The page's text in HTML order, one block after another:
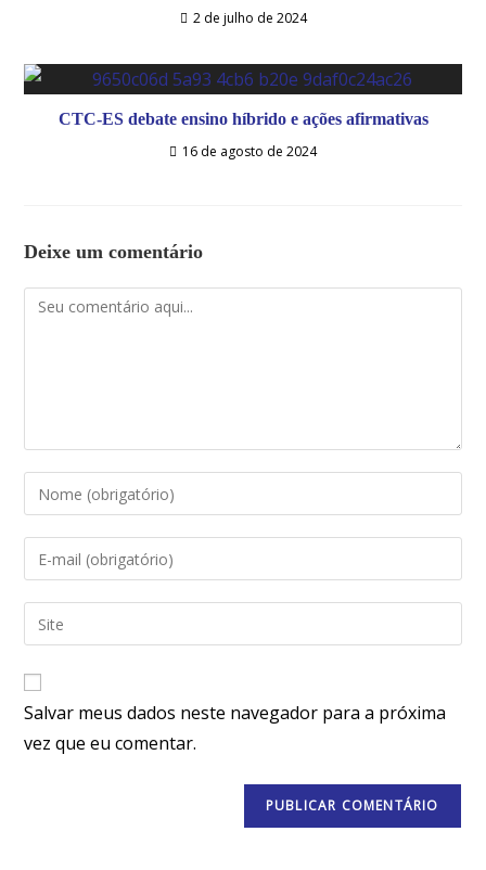
2 de julho de 2024
CTC-ES debate ensino híbrido e ações afirmativas
16 de agosto de 2024
Deixe um comentário
Salvar meus dados neste navegador para a próxima
vez que eu comentar.